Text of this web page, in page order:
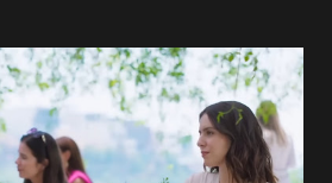
encontrar o homem que realmente
que dedica todas as suas energias a
estudando e se orgulhando de
família a ingressar na